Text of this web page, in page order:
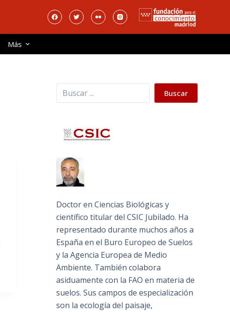
Más
Buscar Buscar
Doctor en Ciencias Biológicas y
científico titular del CSIC Jubilado. Ha
representado durante muchos años a
España en el Buro Europeo de Suelos
y la Agencia Europea de Medio
Ambiente. También colabora
asiduamente con la FAO en materia de
suelos. Sus campos de especialización
son la ecología del paisaje,